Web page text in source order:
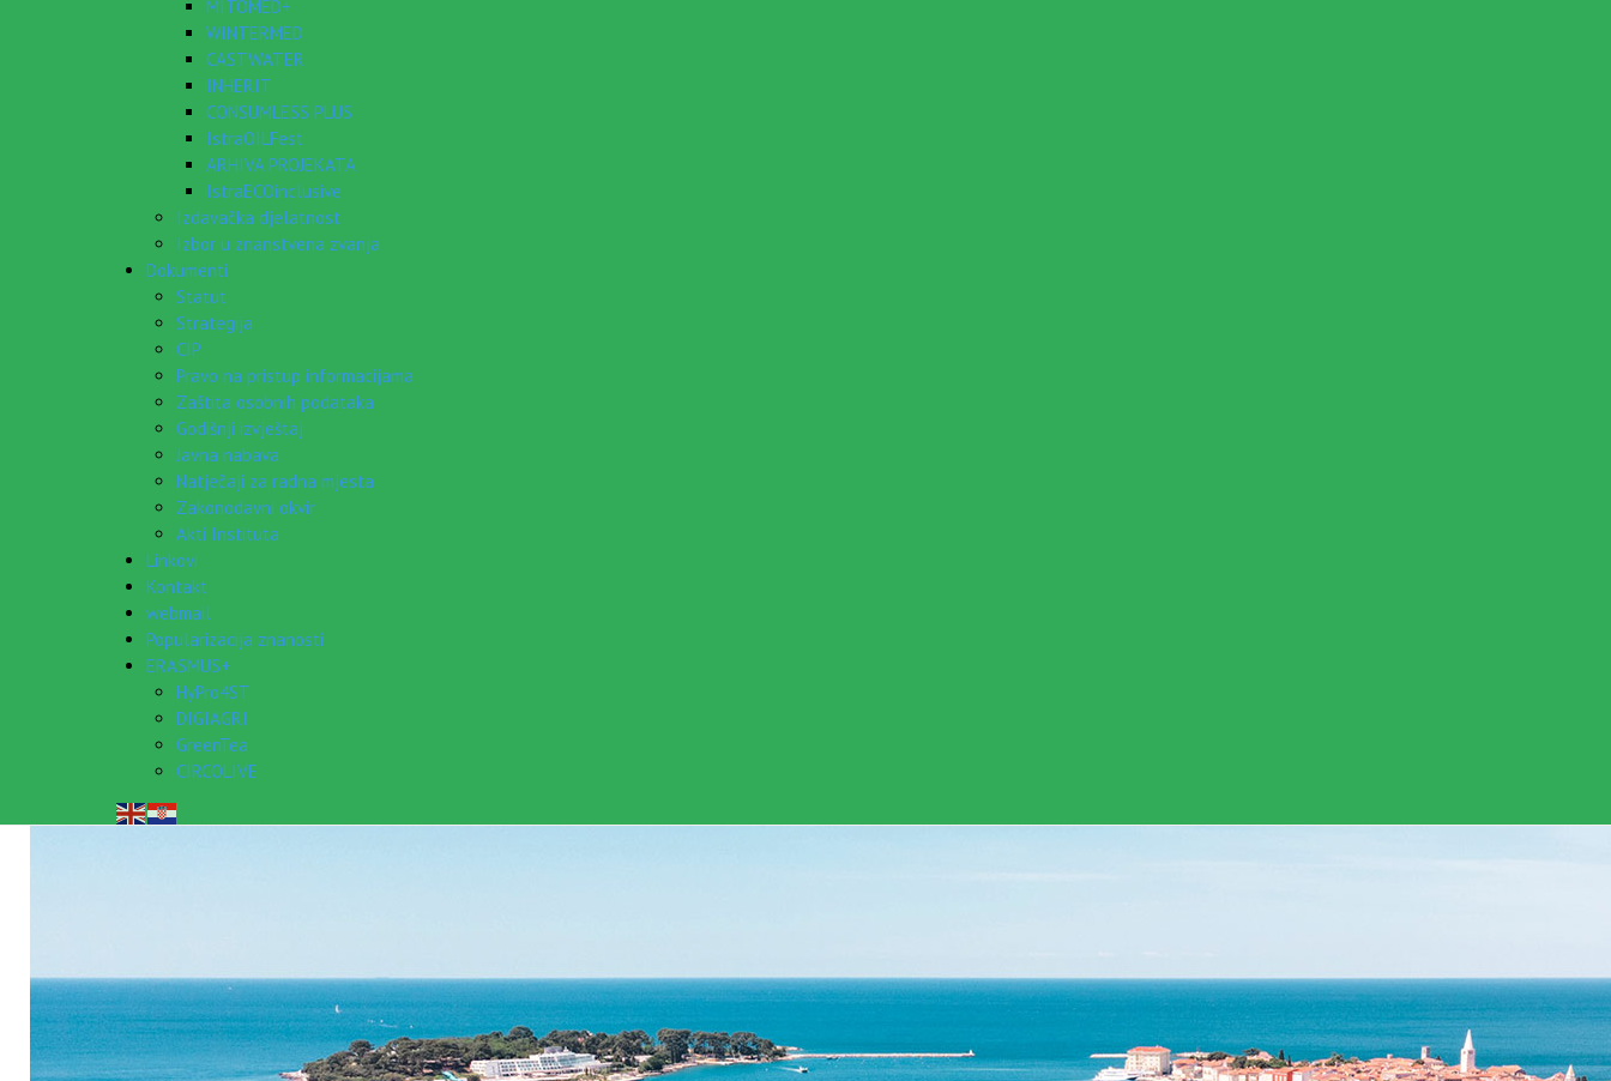
MITOMED+
WINTERMED
CASTWATER
INHERIT
CONSUMLESS PLUS
IstraOILFest
ARHIVA PROJEKATA
IstraECOinclusive
Izdavačka djelatnost
Izbor u znanstvena zvanja
Dokumenti
Statut
Strategija
CIP
Pravo na pristup informacijama
Zaštita osobnih podataka
Godišnji izvještaj
Javna nabava
Natječaji za radna mjesta
Zakonodavni okvir
Akti Instituta
Linkovi
Kontakt
webmail
Popularizacija znanosti
ERASMUS+
HyPro4ST
DIGIAGRI
GreenTea
CIRCOLIVE